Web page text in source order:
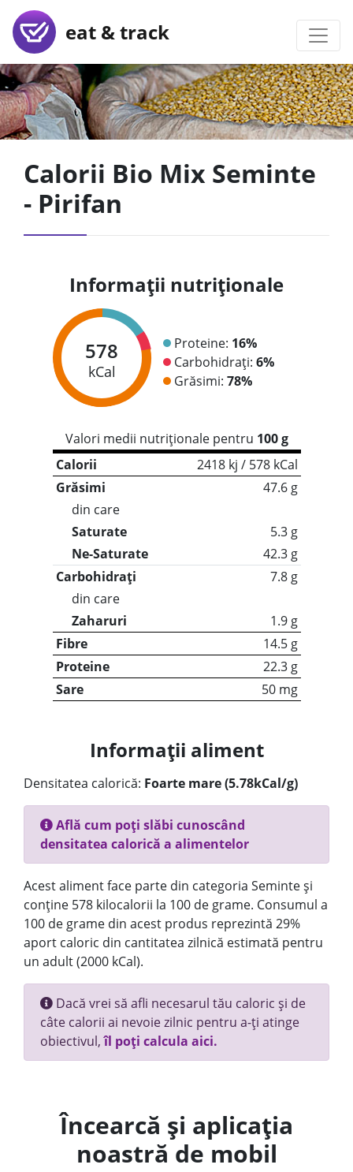
eat & track
Calorii Bio Mix Seminte
- Pirifan
Informații nutriționale
578
kCal
Proteine: 16%
Carbohidrați: 6%
Grăsimi: 78%
Valori medii nutriționale pentru 100 g
Calorii
2418 kj / 578 kCal
Grăsimi
47.6 g
din care
Saturate
5.3 g
Ne-Saturate
42.3 g
Carbohidrați
7.8 g
din care
Zaharuri
1.9 g
Fibre
14.5 g
Proteine
22.3 g
Sare
50 mg
Informații aliment
Densitatea calorică: Foarte mare (5.78kCal/g)
Află cum poți slăbi cunoscând
densitatea calorică a alimentelor
Acest aliment face parte din categoria Seminte și
conține 578 kilocalorii la 100 de grame. Consumul a
100 de grame din acest produs reprezintă 29%
aport caloric din cantitatea zilnică estimată pentru
un adult (2000 kCal).
Dacă vrei să afli necesarul tău caloric și de
câte calorii ai nevoie zilnic pentru a-ți atinge
obiectivul,îl poți calcula aici.
Încearcă și aplicația
noastră de mobil